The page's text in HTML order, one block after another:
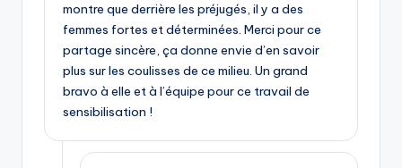
montre que derrière les préjugés, il y a des
femmes fortes et déterminées. Merci pour ce
partage sincère, ça donne envie d’en savoir
plus sur les coulisses de ce milieu. Un grand
bravo à elle et à l’équipe pour ce travail de
sensibilisation !